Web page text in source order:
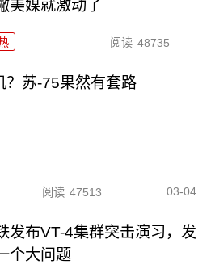
美媒就激动了
阅读 48735
？苏-75果然有套路
阅读 47513 03-04
发布VT-4集群突击演习，发
个大问题